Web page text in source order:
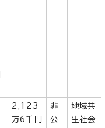
2,123
万6千円
非
公
地域共
生社会